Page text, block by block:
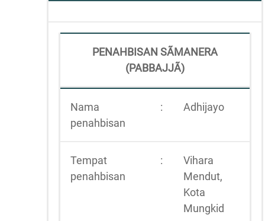
PENAHBISAN SÃMANERA
(PABBAJJÃ)
Nama
penahbisan
: Adhijayo
Tempat
penahbisan
:
Vihara
Mendut,
Kota
Mungkid